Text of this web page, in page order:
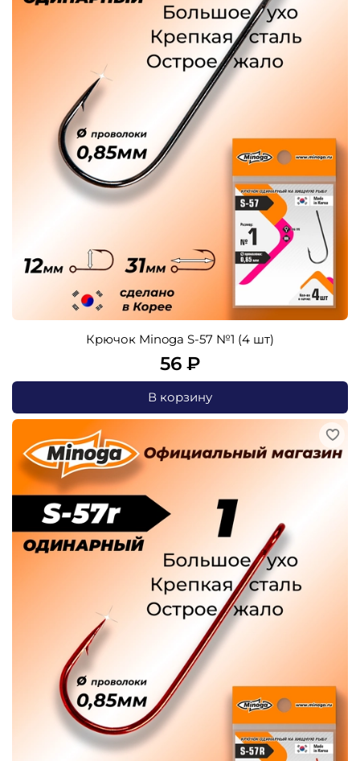
Крючок Minoga S-57 №1 (4 шт)
56 ₽
В корзину